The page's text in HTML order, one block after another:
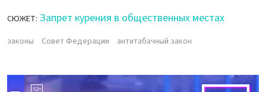
СЮЖЕТ: Запрет курения в общественных местах
законы Совет Федерации антитабачный закон